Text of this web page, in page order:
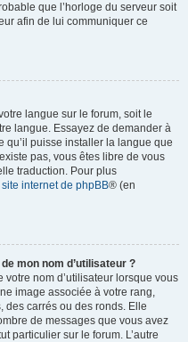
que l’horloge du serveur soit
afin de lui communiquer ce
langue sur le forum, soit le
langue. Essayez de demander à
qu’il puisse installer la langue que
pas, vous êtes libre de vous
traduction. Pour plus
site internet de phpBB® (en
mon nom d’utilisateur ?
nom d’utilisateur lorsque vous
image associée à votre rang,
des carrés ou des ronds. Elle
de messages que vous avez
particulier sur le forum. L’autre